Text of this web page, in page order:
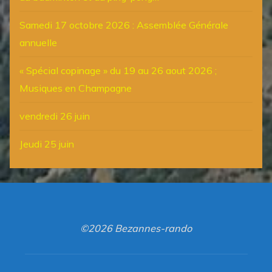
Samedi 17 octobre 2026 : Assemblée Générale
annuelle
« Spécial copinage » du 19 au 26 aout 2026 ;
Musiques en Champagne
vendredi 26 juin
Jeudi 25 juin
©2026 Bezannes-rando